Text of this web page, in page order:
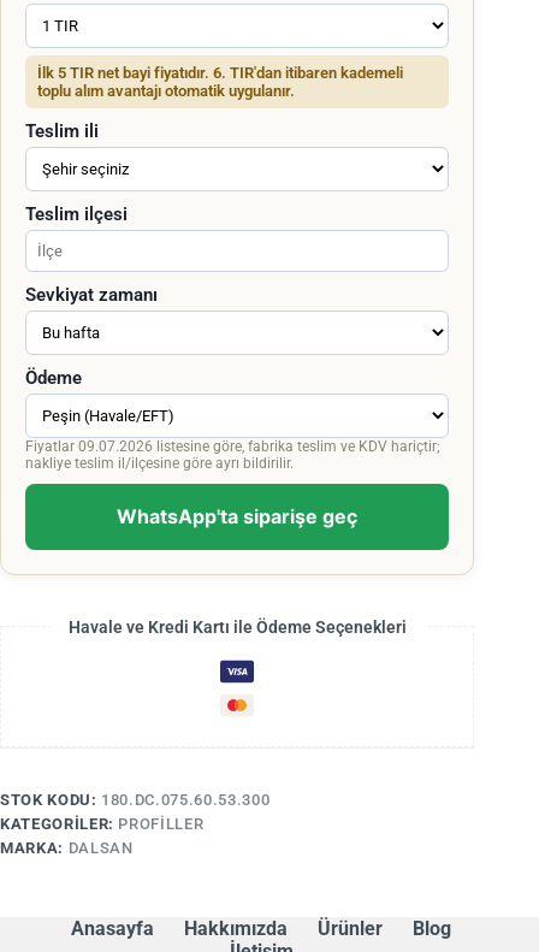
İlk 5 TIR net bayi fiyatıdır. 6. TIR'dan itibaren kademeli
toplu alım avantajı otomatik uygulanır.
Teslim ili
Teslim ilçesi
Sevkiyat zamanı
Ödeme
Fiyatlar 09.07.2026 listesine göre, fabrika teslim ve KDV hariçtir;
nakliye teslim il/ilçesine göre ayrı bildirilir.
WhatsApp'ta siparişe geç
Havale ve Kredi Kartı ile Ödeme Seçenekleri
STOK KODU: 180.DC.075.60.53.300
KATEGORILER: PROFILLER
MARKA: DALSAN
Anasayfa Hakkımızda Ürünler
Blog